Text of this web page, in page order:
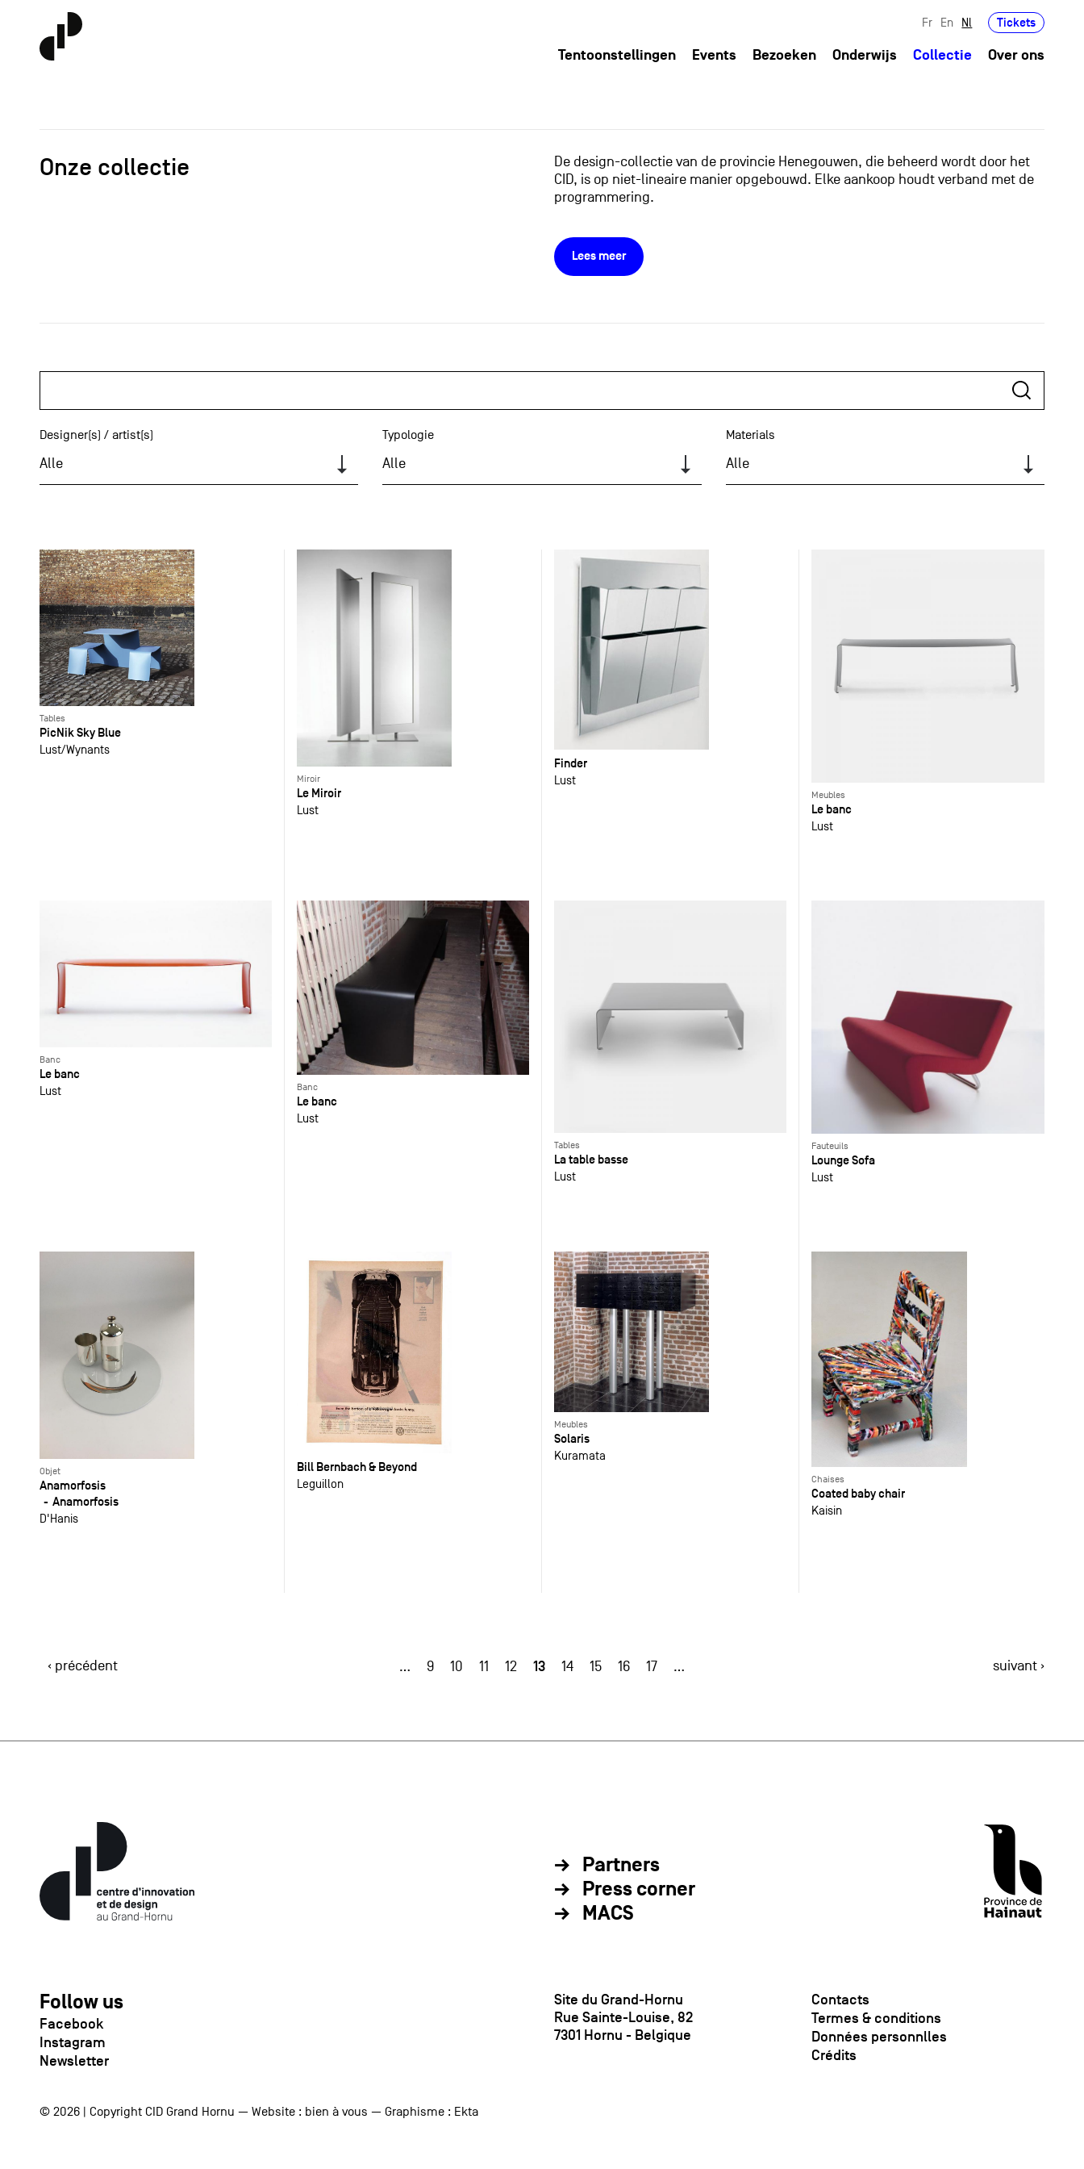
Fr En Nl Tickets
Tentoonstellingen Events Bezoeken Onderwijs Collectie Over ons
Onze collectie
De design-collectie van de provincie Henegouwen, die beheerd wordt door het
CID, is op niet-lineaire manier opgebouwd. Elke aankoop houdt verband met de
programmering.
Lees meer
Designer(s) / artist(s)
Alle
Typologie
Alle
Materials
Alle
Tables
PicNik Sky Blue
Lust Wynants
Miroir
Le Miroir
Lust
Finder
Lust
Meubles
Le banc
Lust
Banc
Le banc
Lust Banc
Le banc
Lust
Tables
La table basse
Lust
Fauteuils
Lounge Sofa
Lust
Objet
Anamorfosis
Anamorfosis
D'Hanis
Bill Bernbach & Beyond
Leguillon
Meubles
Solaris
Kuramata
Chaises
Coated baby chair
Kaisin
‹ précédent … 9 10 11 12 13 14 15 16 17 … suivant ›
Partners
Press corner
MACS
Follow us
Facebook
Instagram
Newsletter
Site du Grand-Hornu
Rue Sainte-Louise, 82
7301 Hornu - Belgique
Contacts
Termes & conditions
Données personnlles
Crédits
© 2026 | Copyright CID Grand Hornu — Website : bien à vous — Graphisme : Ekta